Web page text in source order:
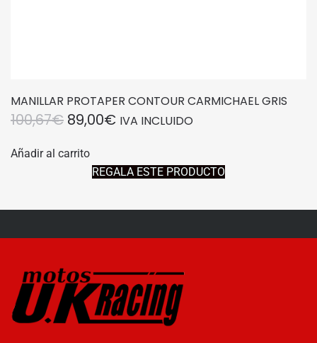
MANILLAR PROTAPER CONTOUR CARMICHAEL GRIS
100,67€ EL
ORIGINAL
ERA:
89,00€EL
ACTUAL
ES:
IVA INCLUIDO
Añadir al carrito
REGALA ESTE PRODUCTO